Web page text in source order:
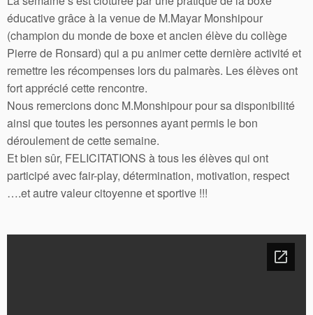
éducative grâce à la venue de M.Mayar Monshipour
(champion du monde de boxe et ancien élève du collège
Pierre de Ronsard) qui a pu animer cette dernière activité et
remettre les récompenses lors du palmarès. Les élèves ont
fort apprécié cette rencontre.
Nous remercions donc M.Monshipour pour sa disponibilité
ainsi que toutes les personnes ayant permis le bon
déroulement de cette semaine.
Et bien sûr, FELICITATIONS à tous les élèves qui ont
participé avec fair-play, détermination, motivation, respect
….et autre valeur citoyenne et sportive !!!